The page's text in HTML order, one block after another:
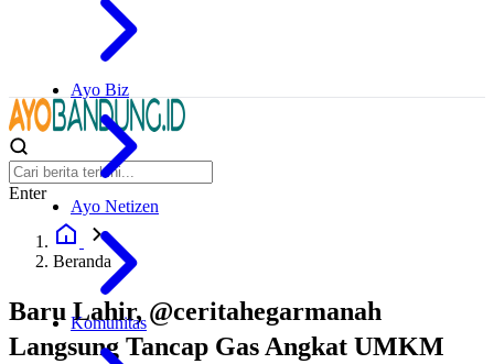
Ayo Biz
Ayo Netizen
Komunitas
Enter
Beranda
Baru Lahir, @ceritahegarmanah
Langsung Tancap Gas Angkat UMKM